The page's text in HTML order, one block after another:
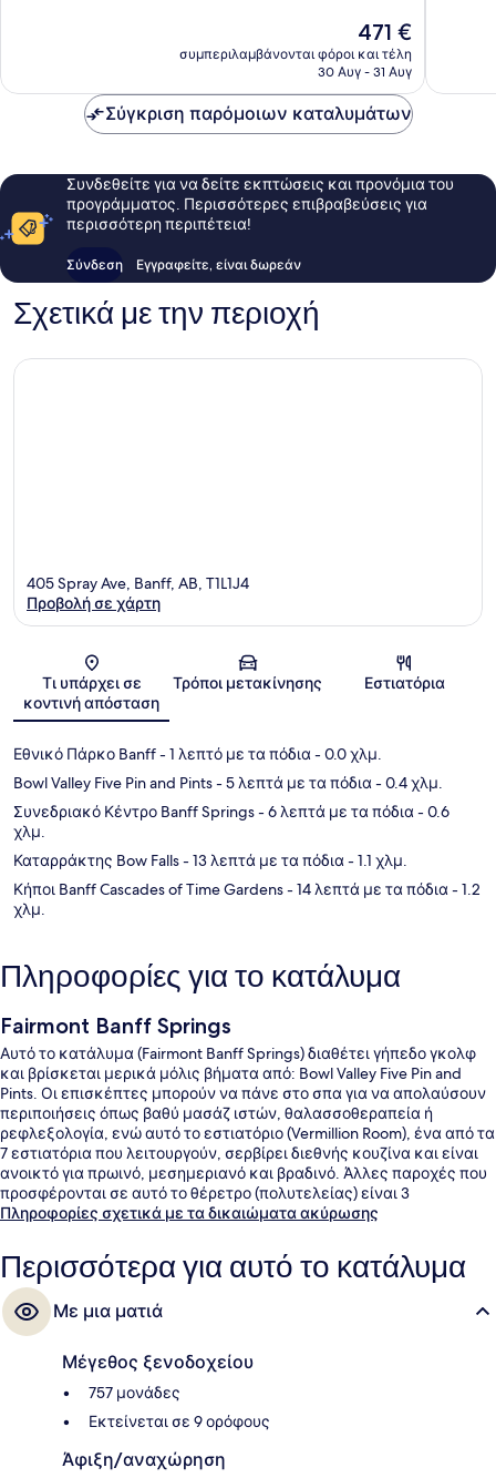
Η
τιμή
είναι
471 €
συμπεριλαμβάνονται φόροι και τέλη
30 Αυγ - 31 Αυγ
Σύγκριση παρόμοιων καταλυμάτων
Συνδεθείτε για να δείτε εκπτώσεις και προνόμια του
προγράμματος. Περισσότερες επιβραβεύσεις για
περισσότερη περιπέτεια!
Σύνδεση Εγγραφείτε, είναι δωρεάν
Σχετικά με την περιοχή
Χάρτης
405 Spray Ave, Banff, AB, T1L1J4
Προβολή σε χάρτη
Τι υπάρχει σε
κοντινή απόσταση
Τρόποι μετακίνησης Εστιατόρια
Εθνικό Πάρκο Banff- 1 λεπτό με τα πόδια- 0.0 χλμ.
Bowl Valley Five Pin and Pints- 5 λεπτά με τα πόδια- 0.4 χλμ.
Συνεδριακό Κέντρο Banff Springs- 6 λεπτά με τα πόδια- 0.6
χλμ.
Καταρράκτης Bow Falls- 13 λεπτά με τα πόδια- 1.1 χλμ.
Κήποι Banff Cascades of Time Gardens- 14 λεπτά με τα πόδια- 1.2
χλμ.
Πληροφορίες για το κατάλυμα
Fairmont Banff Springs
Αυτό το κατάλυμα (Fairmont Banff Springs) διαθέτει γήπεδο γκολφ
και βρίσκεται μερικά μόλις βήματα από: Bowl Valley Five Pin and
Pints. Οι επισκέπτες μπορούν να πάνε στο σπα για να απολαύσουν
περιποιήσεις όπως βαθύ μασάζ ιστών, θαλασσοθεραπεία ή
ρεφλεξολογία, ενώ αυτό το εστιατόριο (Vermillion Room), ένα από τα
7 εστιατόρια που λειτουργούν, σερβίρει διεθνής κουζίνα και είναι
ανοικτό για πρωινό, μεσημεριανό και βραδινό. Άλλες παροχές που
προσφέρονται σε αυτό το θέρετρο (πολυτελείας) είναι 3
μπαρ/lounge, εσωτερική πισίνα και εξωτερική πισίνα. Άλλοι
και τη συνολική κατάσταση του καταλύματος.
Πληροφορίες σχετικά με τα δικαιώματα ακύρωσης
Περισσότερα για αυτό το κατάλυμα
Με μια ματιά
Μέγεθος ξενοδοχείου
757 μονάδες
Εκτείνεται σε 9 ορόφους
Άφιξη/αναχώρηση